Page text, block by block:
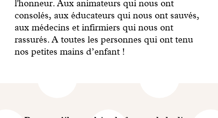
l'honneur. Aux animateurs qui nous ont
consolés, aux éducateurs qui nous ont sauvés,
aux médecins et infirmiers qui nous ont
rassurés. A toutes les personnes qui ont tenu
nos petites mains d’enfant !